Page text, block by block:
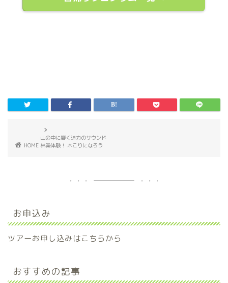
HOME
山の中に響く迫力のサウンド
林業体験！ 木こりになろう
お申込み
ツアーお申し込みはこちらから
おすすめの記事